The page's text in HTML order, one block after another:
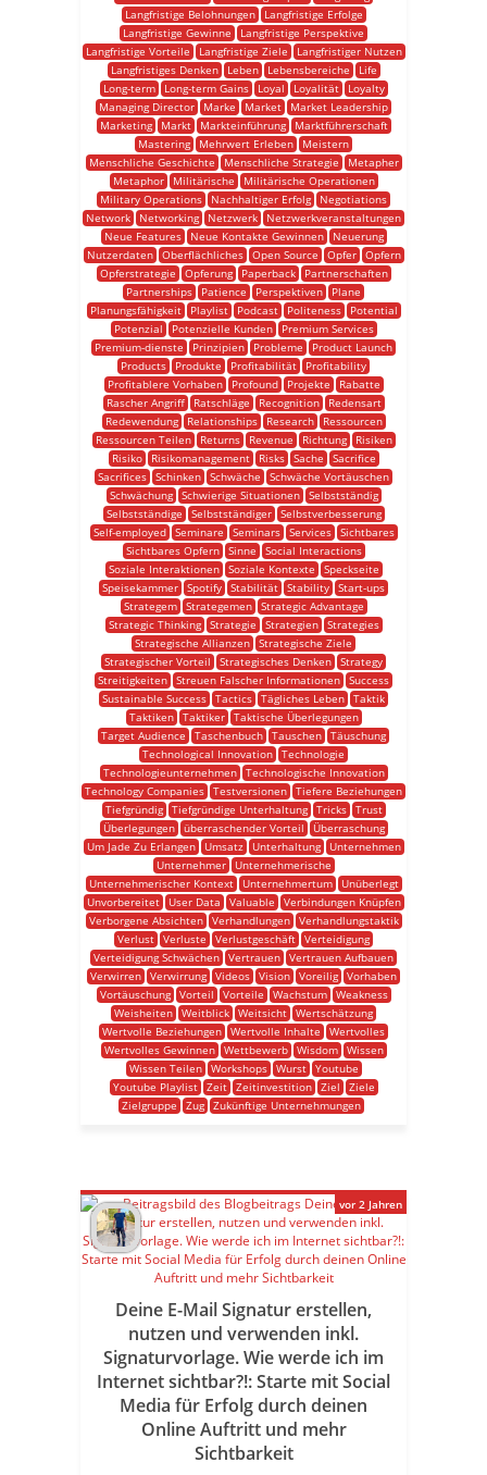
Langfristige Belohnungen
Langfristige Erfolge
Langfristige Gewinne
Langfristige Perspektive
Langfristige Vorteile
Langfristige Ziele
Langfristiger Nutzen
Langfristiges Denken
Leben Lebensbereiche
Life
Long-term
Long-term Gains Loyal Loyalität
Loyalty
Managing Director
Marke Market
Market Leadership
Marketing
Markt Markteinführung
Marktführerschaft
Mastering
Mehrwert Erleben
Meistern
Menschliche Geschichte
Menschliche Strategie
Metapher
Metaphor
Militärische
Militärische Operationen
Military Operations
Nachhaltiger Erfolg
Negotiations
Network
Networking Netzwerk
Netzwerkveranstaltungen
Neue Features
Neue Kontakte Gewinnen
Neuerung
Nutzerdaten
Oberflächliches Open Source Opfer
Opfern
Opferstrategie
Opferung Paperback
Partnerschaften
Partnerships
Patience Perspektiven
Plane
Planungsfähigkeit
Playlist Podcast Politeness
Potential
Potenzial
Potenzielle Kunden
Premium Services
Premium-dienste
Prinzipien Probleme
Product Launch
Products
Produkte Profitabilität
Profitability
Profitablere Vorhaben
Profound Projekte
Rabatte
Rascher Angriff
Ratschläge Recognition
Redensart
Redewendung
Relationships Research
Ressourcen
Ressourcen Teilen
Returns Revenue Richtung
Risiken
Risiko
Risikomanagement Risks Sache
Sacrifice
Sacrifices Schinken Schwäche
Schwäche Vortäuschen
Schwächung
Schwierige Situationen
Selbstständig
Selbstständige
Selbstständiger
Selbstverbesserung
Self-employed
Seminare Seminars Services
Sichtbares
Sichtbares Opfern
Sinne
Social Interactions
Soziale Interaktionen
Soziale Kontexte
Speckseite
Speisekammer Spotify Stabilität Stability Start-ups
Strategem
Strategemen
Strategic Advantage
Strategic Thinking
Strategie Strategien
Strategies
Strategische Allianzen Strategische Ziele
Strategischer Vorteil
Strategisches Denken Strategy
Streitigkeiten Streuen Falscher Informationen Success
Sustainable Success Tactics Tägliches Leben Taktik
Taktiken
Taktiker
Taktische Überlegungen
Target Audience
Taschenbuch Tauschen Täuschung
Technological Innovation Technologie
Technologieunternehmen
Technologische Innovation
Technology Companies Testversionen Tiefere Beziehungen
Tiefgründig
Tiefgründige Unterhaltung Tricks
Trust
Überlegungen
überraschender Vorteil
Überraschung
Um Jade Zu Erlangen
Umsatz Unterhaltung
Unternehmen
Unternehmer
Unternehmerische
Unternehmerischer Kontext
Unternehmertum
Unüberlegt
Unvorbereitet
User Data Valuable
Verbindungen Knüpfen
Verborgene Absichten
Verhandlungen
Verhandlungstaktik
Verlust Verluste Verlustgeschäft Verteidigung
Verteidigung Schwächen Vertrauen Vertrauen Aufbauen
Verwirren Verwirrung Videos Vision Voreilig Vorhaben
Vortäuschung
Vorteil Vorteile Wachstum
Weakness
Weisheiten Weitblick Weitsicht Wertschätzung
Wertvolle Beziehungen Wertvolle Inhalte
Wertvolles
Wertvolles Gewinnen
Wettbewerb Wisdom
Wissen
Wissen Teilen
Workshops Wurst
Youtube
Youtube Playlist
Zeit Zeitinvestition Ziel
Ziele
Zielgruppe
Zug Zukünftige Unternehmungen
Deine E-Mail Signatur erstellen,
nutzen und verwenden inkl.
Signaturvorlage. Wie werde ich im
Internet sichtbar?!: Starte mit Social
Media für Erfolg durch deinen
Online Auftritt und mehr
Sichtbarkeit
vor 2 Jahren